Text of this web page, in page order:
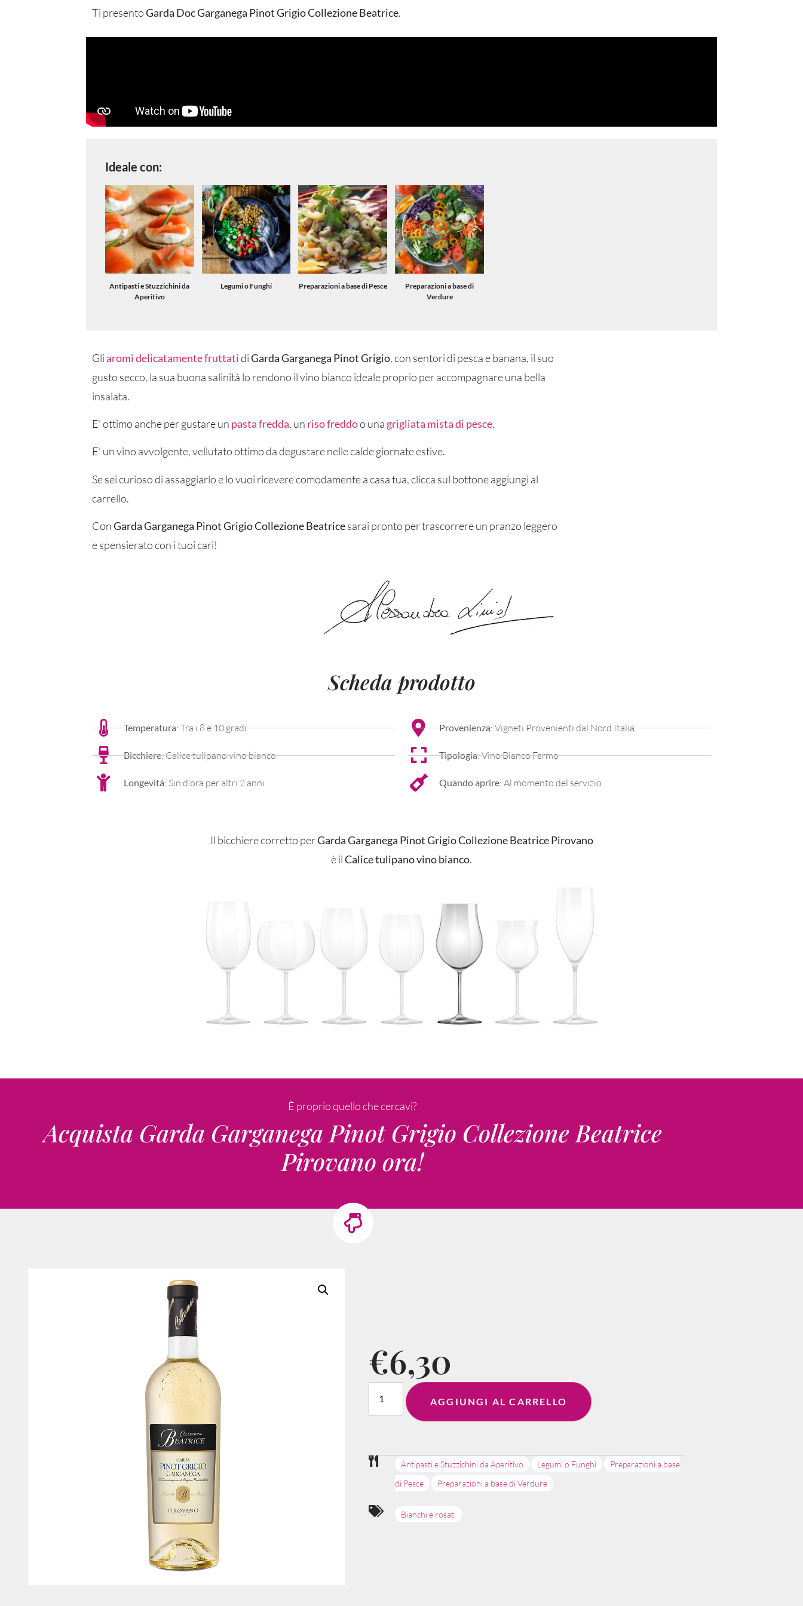
Ti presentoGarda Doc Garganega Pinot Grigio Collezione Beatrice.
Ideale con:
Antipasti e Stuzzichini da
Aperitivo
Legumi o Funghi Preparazioni a base di Pesce
Preparazioni a base di
Verdure
Gliaromi delicatamente fruttatidiGarda Garganega Pinot Grigio, con sentori di pesca e banana, il suo
gusto secco, la sua buona salinità lo rendono il vino bianco ideale proprio per accompagnare una bella
insalata.
E’ ottimo anche per gustare un pasta fredda, un riso freddoo una grigliata mista di pesce.
E’ un vino avvolgente, vellutato ottimo da degustare nelle calde giornate estive.
Se sei curioso di assaggiarlo e lo vuoi ricevere comodamente a casa tua, clicca sul bottone aggiungi al
carrello.
ConGarda Garganega Pinot Grigio Collezione Beatricesarai pronto per trascorrere un pranzo leggero
e spensierato con i tuoi cari!
Scheda prodotto
Temperatura: Tra i 8 e 10 gradi
Bicchiere: Calice tulipano vino bianco
Longevità: Sin d'ora per altri 2 anni
Provenienza: Vigneti Provenienti dal Nord Italia
Tipologia: Vino Bianco Fermo
Quando aprire: Al momento del servizio
Il bicchiere corretto perGarda Garganega Pinot Grigio Collezione Beatrice Pirovano
è ilCalice tulipano vino bianco.
È proprio quello che cercavi?
Acquista Garda Garganega Pinot Grigio Collezione Beatrice
Pirovano ora!
€6,30
AGGIUNGI AL CARRELLO
Antipasti e Stuzzichini da Aperitivo Legumi o Funghi
Preparazioni a base
di Pesce
Preparazioni a base di Verdure
Bianchi e rosati